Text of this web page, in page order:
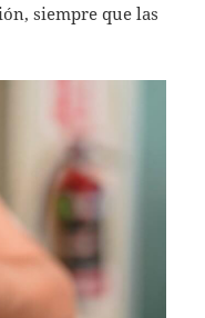
siempre que las